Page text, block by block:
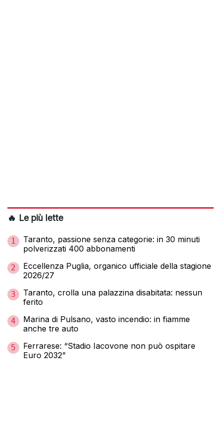
🔥 Le più lette
1
Taranto, passione senza categorie: in 30 minuti
polverizzati 400 abbonamenti
2
Eccellenza Puglia, organico ufficiale della stagione
2026/27
3
Taranto, crolla una palazzina disabitata: nessun
ferito
4
Marina di Pulsano, vasto incendio: in fiamme
anche tre auto
5
Ferrarese: “Stadio Iacovone non può ospitare
Euro 2032”